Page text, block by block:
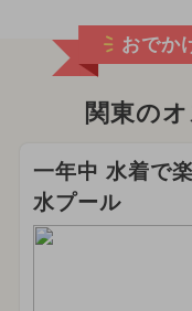
おでか
関東の
一年中 水着で
水プール